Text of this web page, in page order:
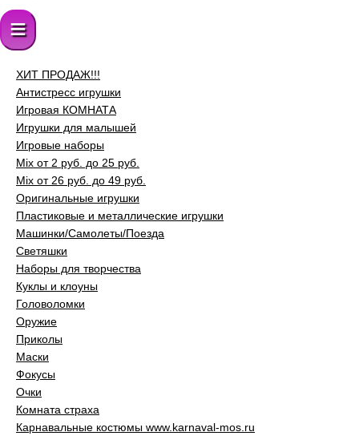
≡
ХИТ ПРОДАЖ!!!
Антистресс игрушки
Игровая КОМНАТА
Игрушки для малышей
Игровые наборы
Mix от 2 руб. до 25 руб.
Mix от 26 руб. до 49 руб.
Оригинальные игрушки
Пластиковые и металлические игрушки
Машинки/Самолеты/Поезда
Светяшки
Наборы для творчества
Куклы и клоуны
Головоломки
Оружие
Приколы
Маски
Фокусы
Очки
Комната страха
Карнавальные костюмы www.karnaval-mos.ru